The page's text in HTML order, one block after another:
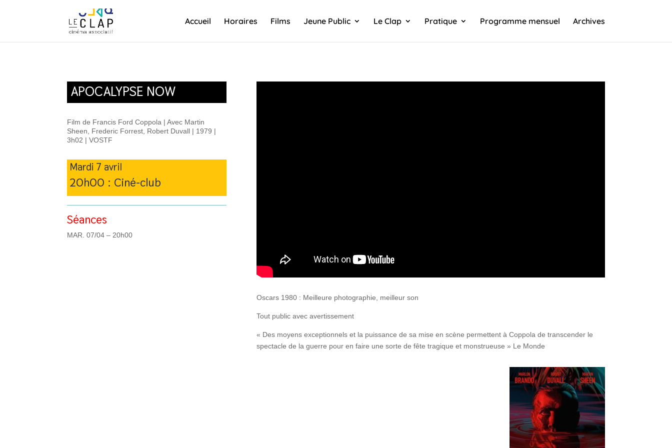
Accueil Horaires Films Jeune Public Le Clap Pratique Programme mensuel Archives
APOCALYPSE NOW
Film de Francis Ford Coppola | Avec Martin
Sheen, Frederic Forrest, Robert Duvall | 1979 |
3h02 | VOSTF
Mardi 7 avril
20h00 : Ciné-club
Séances
MAR. 07/04 – 20h00
Oscars 1980 : Meilleure photographie, meilleur son
Tout public avec avertissement
« Des moyens exceptionnels et la puissance de sa mise en scène permettent à Coppola de transcender le
spectacle de la guerre pour en faire une sorte de fête tragique et monstrueuse » Le Monde